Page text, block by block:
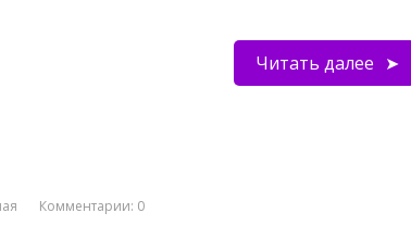
Читать далее
Комментарии: 0